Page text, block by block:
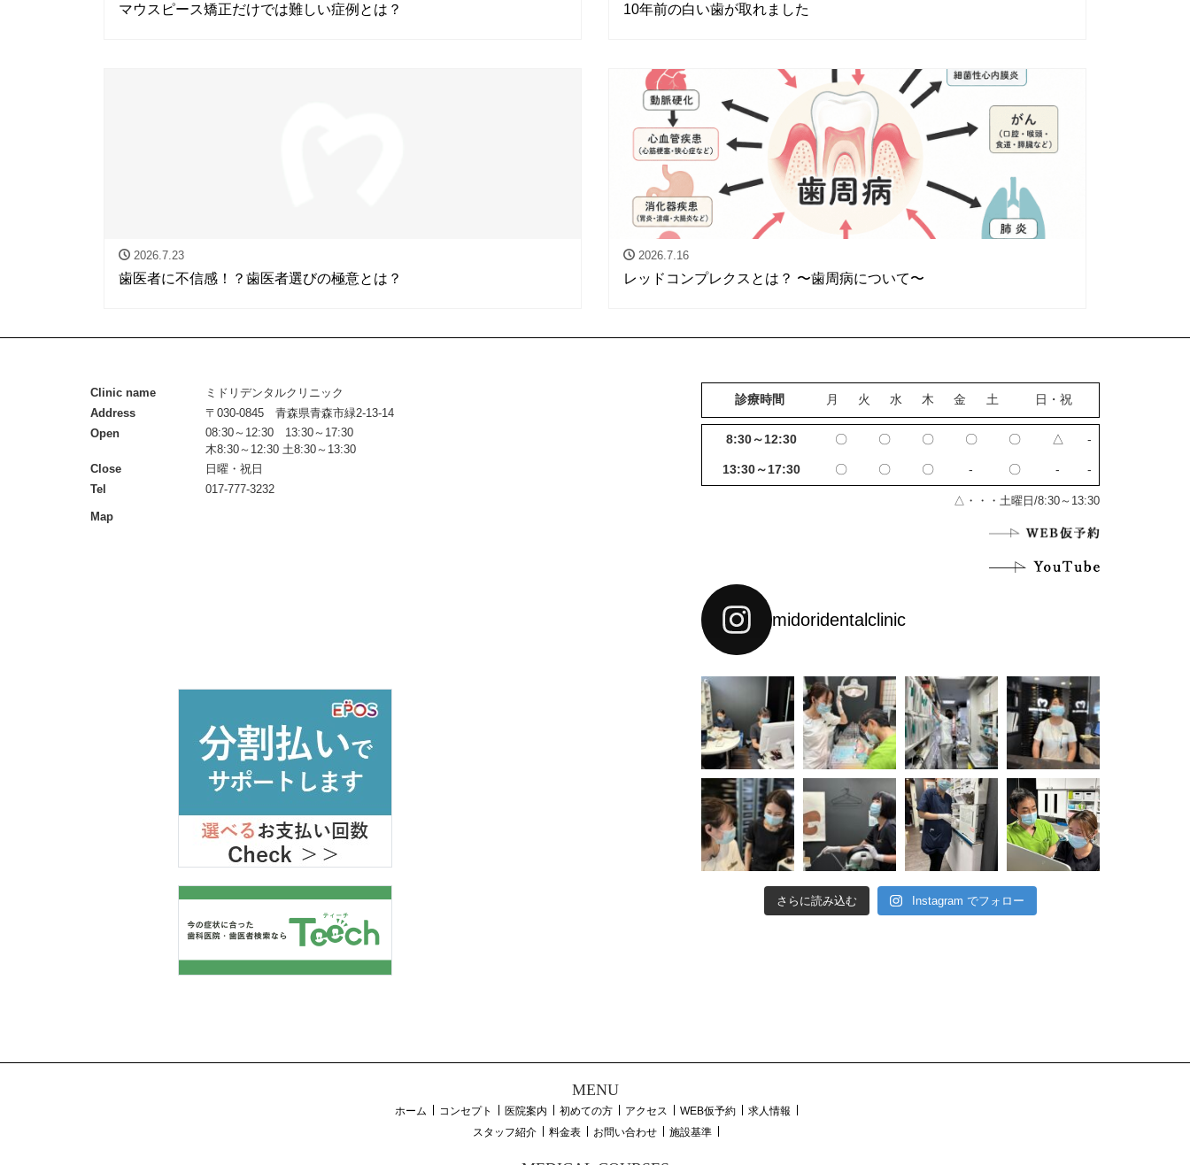
マウスピース矯正だけでは難しい症例とは？ 10年前の白い歯が取れました
2026.7.23
歯医者に不信感！？歯医者選びの極意とは？
2026.7.16
レッドコンプレクスとは？ 〜歯周病について〜
Clinic name
ミドリデンタルクリニック
Address
〒030-0845 青森県青森市緑2-13-14
Open
08:30～12:30 13:30～17:30
木8:30～12:30 土8:30～13:30
Close
日曜・祝日
Tel
017-777-3232
Map
診療時間 月 火 水 木 金 土 日・祝
8:30～12:30 〇 〇 〇 〇 〇 △ ‐
13:30～17:30 〇 〇 〇 ‐ 〇 ‐ ‐
△・・・土曜日/8:30～13:30
midoridentalclinic
さらに読み込む Instagram でフォロー
MENU
ホーム コンセプト 医院案内 初めての方 アクセス WEB仮予約
求人情報
スタッフ紹介
料金表 お問い合わせ 施設基準